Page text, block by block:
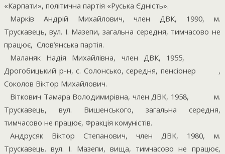
«Карпати», політична партія «Руська Єдність».
Марків Андрій Михайлович, член ДВК, 1990, м.
Трускавець, вул. І. Мазепи, загальна середня, тимчасово не
працює, Слов’янська партія.
Маланяк Надія Михайлівна, член ДВК, 1955,
Дрогобицький р-н, с. Солонсько, середня, пенсіонер
,
Соколов Віктор Михайлович.
Віткович Тамара Володимирівна, член ДВК, 1958,
м.
Трускавець, вул. Вишенського, загальна середня,
тимчасово не працює, Фракція комуністів.
Андрусяк Віктор Степанович, член ДВК, 1980, м.
Трускавець. вул. І. Мазепи, вища, тимчасово не працює,